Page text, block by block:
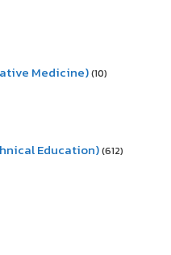
Medicine)(10)
Education)(612)